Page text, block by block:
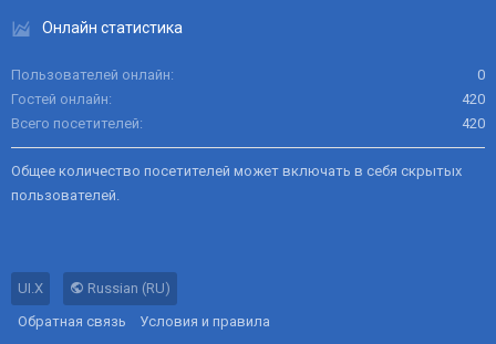
Онлайн статистика
Пользователей онлайн
0
Гостей онлайн
420
Всего посетителей
420
Общее количество посетителей может включать в себя скрытых
пользователей.
UI.X
Russian (RU)
Обратная связь
Условия и правила